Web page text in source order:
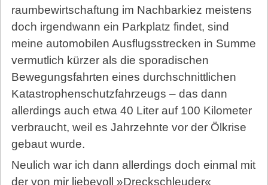
raum­be­wirt­schaf­tung im Nachbarkiez meistens
doch irgendwann ein Parkplatz findet, sind
meine automobilen Ausflugsstrecken in Summe
vermutlich kürzer als die sporadischen
Bewegungsfahrten eines durchschnittlichen
Katastrophenschutzfahrzeugs – das dann
allerdings auch etwa 40 Liter auf 100 Kilometer
verbraucht, weil es Jahrzehnte vor der Ölkrise
gebaut wurde.
Neulich war ich dann allerdings doch einmal mit
der von mir liebevoll »Dreckschleuder«